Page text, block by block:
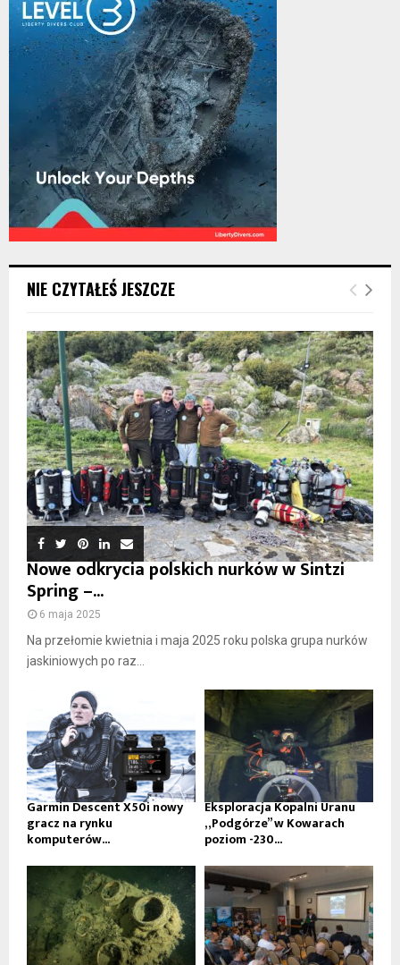
NIE CZYTAŁEŚ JESZCZE
Nowe odkrycia polskich nurków w Sintzi
Spring –...
6 maja 2025
Na przełomie kwietnia i maja 2025 roku polska grupa nurków
jaskiniowych po raz...
Garmin Descent X50i nowy
gracz na rynku
komputerów...
Eksploracja Kopalni Uranu
„Podgórze” w Kowarach
poziom -230...